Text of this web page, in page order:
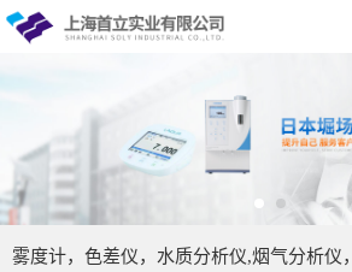
关于我们
公司简介 合作伙伴
雾度计，色差仪，水质分析仪,烟气分析仪，